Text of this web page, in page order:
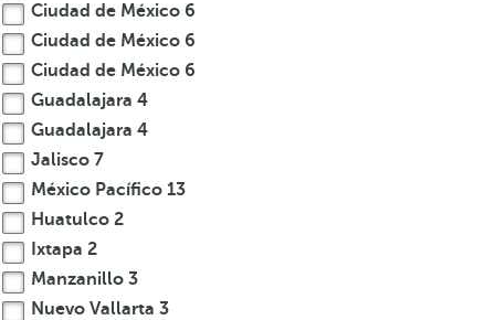
Ciudad de México 6
Ciudad de México 6
Ciudad de México 6
Guadalajara 4
Guadalajara 4
Jalisco 7
México Pacífico 13
Huatulco 2
Ixtapa 2
Manzanillo 3
Nuevo Vallarta 3